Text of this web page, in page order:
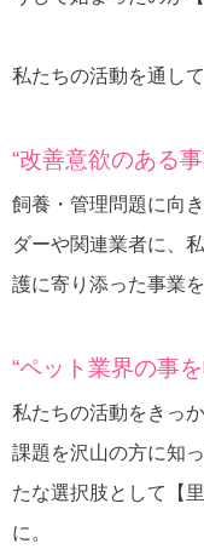
私たちの活動を通して
“改善意欲のある
飼養・管理問題に向
ダーや関連業者に、
護に寄り添った事業
“ペット業界の事
私たちの活動をきっ
課題を沢山の方に知
たな選択肢として【
に。